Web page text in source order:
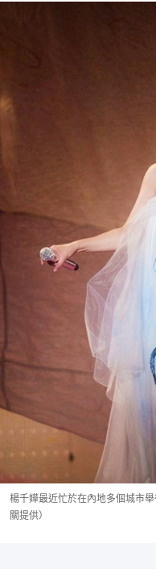
楊千嬅最近忙於在內地多個城市
關提供）